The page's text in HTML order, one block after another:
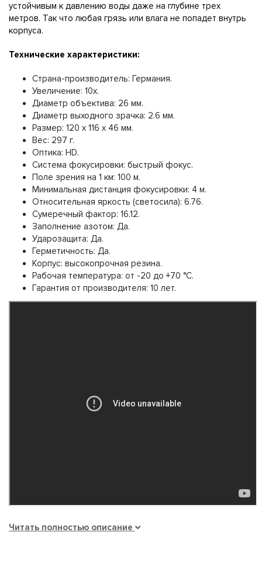
устойчивым к давлению воды даже на глубине трех
метров. Так что любая грязь или влага не попадет внутрь
корпуса.
Технические характеристики:
Страна-производитель: Германия.
Увеличение: 10x.
Диаметр объектива: 26 мм.
Диаметр выходного зрачка: 2.6 мм.
Размер: 120 x 116 x 46 мм.
Вес: 297 г.
Оптика: HD.
Система фокусировки: быстрый фокус.
Поле зрения на 1 км: 100 м.
Минимальная дистанция фокусировки: 4 м.
Относительная яркость (светосила): 6.76.
Сумеречный фактор: 16.12.
Заполнение азотом: Да.
Ударозащита: Да.
Герметичность: Да.
Корпус: высокопрочная резина.
Рабочая температура: от -20 до +70 °C.
Гарантия от производителя: 10 лет.
Читать полностью описание